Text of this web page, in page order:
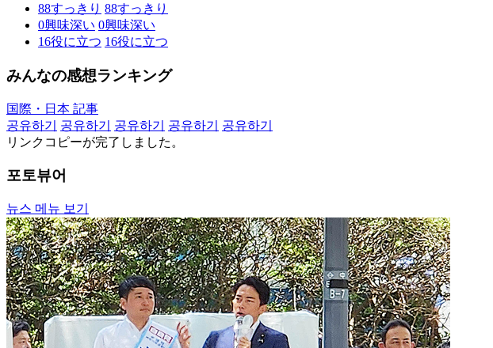
88すっきり 88すっきり
0興味深い 0興味深い
16役に立つ 16役に立つ
みんなの感想ランキング
国際・日本 記事
공유하기
공유하기 공유하기 공유하기
공유하기
リンクコピーが完了しました。
포토뷰어
뉴스 메뉴 보기